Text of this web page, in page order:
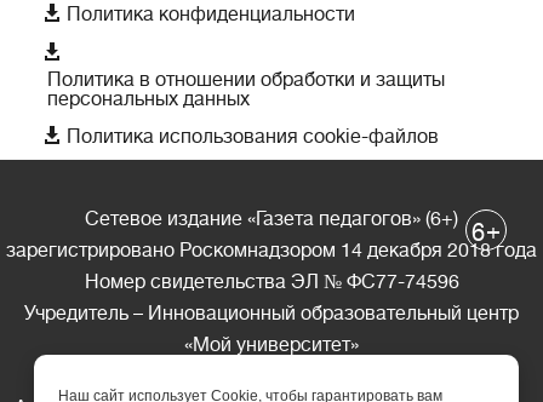
 Политика конфиденциальности

Политика в отношении обработки и защиты
персональных данных
 Политика использования cookie-файлов
Сетевое издание «Газета педагогов» (6+)
зарегистрировано Роскомнадзором 14 декабря 2018 года
Номер свидетельства ЭЛ № ФС77-74596
Учредитель – Инновационный образовательный центр
«Мой университет»
6+
Наш сайт использует Cookie, чтобы гарантировать вам